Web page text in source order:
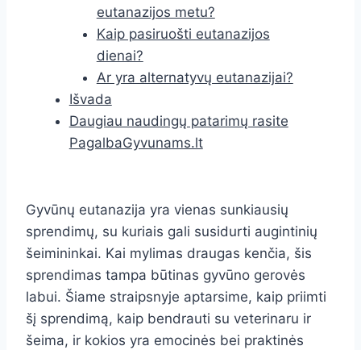
eutanazijos metu?
Kaip pasiruošti eutanazijos
dienai?
Ar yra alternatyvų eutanazijai?
Išvada
Daugiau naudingų patarimų rasite
PagalbaGyvunams.lt
Gyvūnų eutanazija yra vienas sunkiausių
sprendimų, su kuriais gali susidurti augintinių
šeimininkai. Kai mylimas draugas kenčia, šis
sprendimas tampa būtinas gyvūno gerovės
labui. Šiame straipsnyje aptarsime, kaip priimti
šį sprendimą, kaip bendrauti su veterinaru ir
šeima, ir kokios yra emocinės bei praktinės